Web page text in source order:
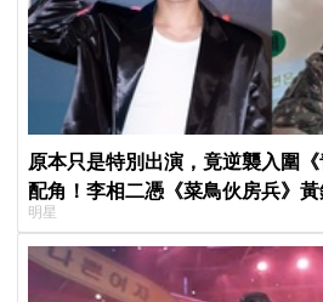
原本只是特別出演，竟逆襲入圍
配角！李相二憑《菜鳥伙房兵》
演」傳奇
明星